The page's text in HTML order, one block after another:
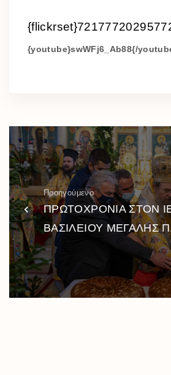
{youtube}swWFj6_Ab88{/
Προηγούμενο
ΠΡΩΤΟΧΡΟΝΙΑ ΣΤΟΝ
ΒΑΣΙΛΕΙΟΥ ΜΕΓΑΛΗΣ